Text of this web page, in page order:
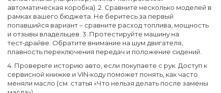
автоматическая коробка). 2. Сравните несколько моделей в
рамках вашего бюджета. Не беритесь за первый
попавшийся вариант – сравните расход топлива, мощность
и отзывы владельцев. 3. Протестируйте машину на
тест‑драйве. Обратите внимание на шум двигателя,
плавность переключения передач и положение сидений.
4. Проверьте историю авто, если покупаете с рук. Доступ к
сервисной книжке и VIN‑коду поможет понять, как часто
меняли масло (см. статья «Что нельзя делать после замены